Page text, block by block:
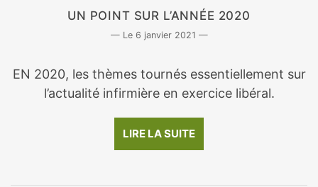
UN POINT SUR L’ANNÉE 2020
6 janvier 2021
EN 2020, les thèmes tournés essentiellement sur
l’actualité infirmière en exercice libéral.
LIRE LA SUITE